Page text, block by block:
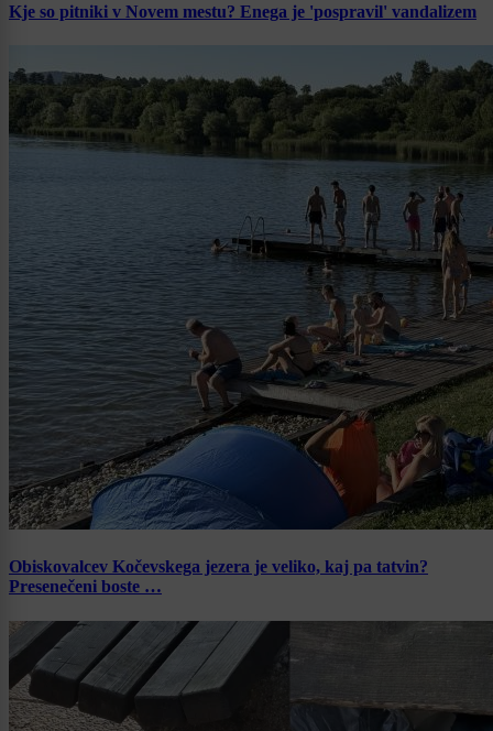
Kje so pitniki v Novem mestu? Enega je 'pospravil' vandalizem
Obiskovalcev Kočevskega jezera je veliko, kaj pa tatvin?
Presenečeni boste …